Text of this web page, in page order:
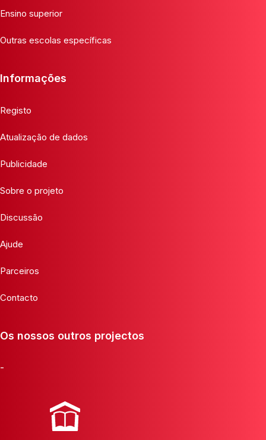
Ensino superior
Outras escolas específicas
Informações
Registo
Atualização de dados
Publicidade
Sobre o projeto
Discussão
Ajude
Parceiros
Contacto
Os nossos outros projectos
-